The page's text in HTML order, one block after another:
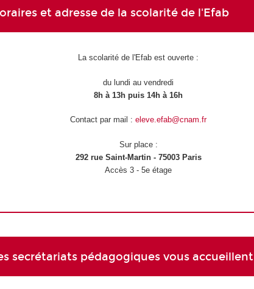
et adresse de la scolarité de l'Efab
La scolarité de l'Efab est ouverte :
du lundi au vendredi
8h à 13h puis 14h à 16h
Contact par mail :eleve.efab@cnam.fr
Sur place :
292 rue Saint-Martin - 75003 Paris
Accès 3 - 5e étage
secrétariats pédagogiques vous accueillent